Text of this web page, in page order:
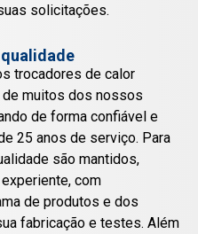
solicitações.
trocadores de calor
de muitos dos nossos
de forma confiável e
25 anos de serviço. Para
são mantidos,
com
de produtos e dos
fabricação e testes. Além